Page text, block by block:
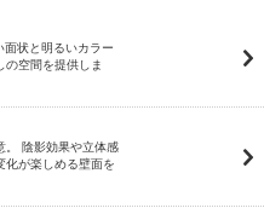
面状と明るいカラー
の空間を提供しま
。 陰影効果や立体感
化が楽しめる壁面を